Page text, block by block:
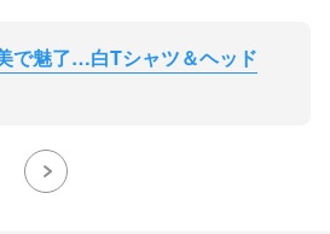
で魅了…白Tシャツ＆ヘッド